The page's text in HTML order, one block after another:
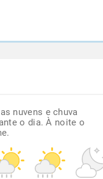
nuvens e chuva
o dia. À noite o